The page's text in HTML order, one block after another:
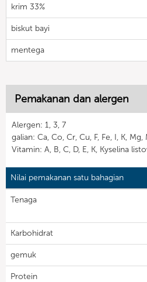
krim 33%
biskut bayi
mentega
Pemakanan dan alergen
Alergen: 1, 3, 7
galian: Ca, Co, Cr, Cu, F, Fe, I, K, Mg,
Vitamin: A, B, C, D, E, K, Kyselina
Nilai pemakanan satu bahagian
Tenaga
Karbohidrat
gemuk
Protein